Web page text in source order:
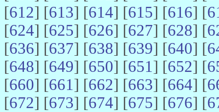
[612] [613] [614] [615] [616] [
[624] [625] [626] [627] [628] [
[636] [637] [638] [639] [640] [
[648] [649] [650] [651] [652] [
[660] [661] [662] [663] [664] [
[672] [673] [674] [675] [676] [